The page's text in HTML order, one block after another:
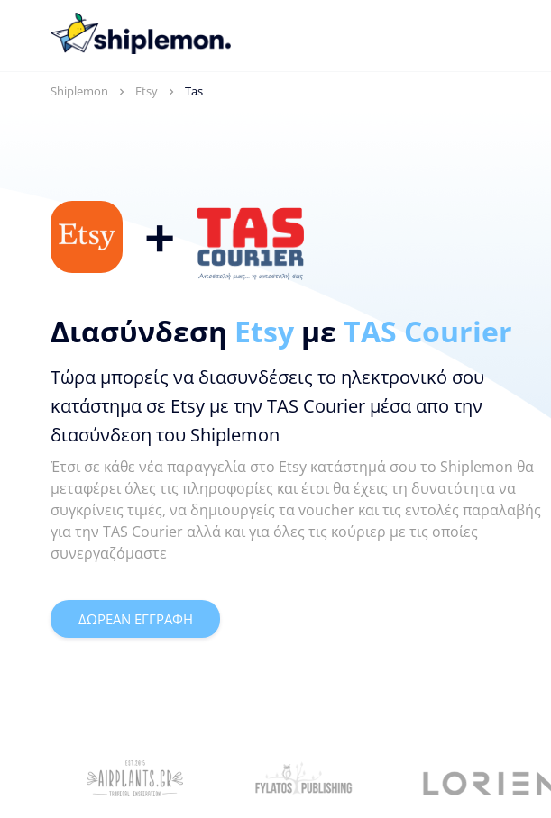
Shiplemon Etsy Tas
+
Διασύνδεση Etsy με TAS Courier
Τώρα μπορείς να διασυνδέσεις το ηλεκτρονικό σου
κατάστημα σε Etsy με την TAS Courier μέσα απο την
διασύνδεση του Shiplemon
Έτσι σε κάθε νέα παραγγελία στο Etsy κατάστημά σου το Shiplemon θα
μεταφέρει όλες τις πληροφορίες και έτσι θα έχεις τη δυνατότητα να
συγκρίνεις τιμές, να δημιουργείς τα voucher και τις εντολές παραλαβής
για την TAS Courier αλλά και για όλες τις κούριερ με τις οποίες
συνεργαζόμαστε
ΔΩΡΕΑΝ ΕΓΓΡΑΦΗ